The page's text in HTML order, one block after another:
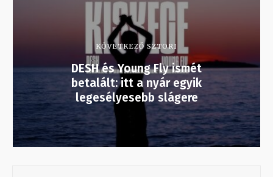
KÖVETKEZŐ SZTORI
DESH és Young Fly ismét
betalált: itt a nyár egyik
legesélyesebb slágere